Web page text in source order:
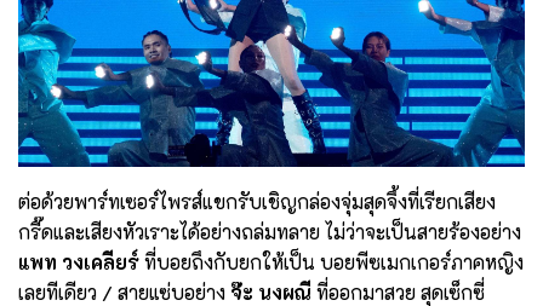
ต่อด้วยพาร์ทเซอร์ไพรส์แขกรับเชิญกล่องจุ่มสุดจึ้งที่เรียกเสียง
กรี๊ดและเสียงหัวเราะได้อย่างถล่มทลาย ไม่ว่าจะเป็นสายร้องอย่าง
แพท วงเคลียร์ที่บอยถึงกับยกให้เป็น บอยพีซเมกเกอร์ภาคหญิง
เลยทีเดียว / สายแซ่บอย่าง จ๊ะ นงผณี ที่ออกมาสวย สุดเซ็กซี่